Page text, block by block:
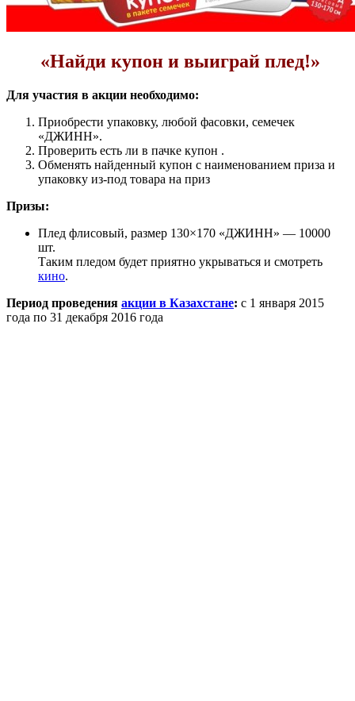
«Найди купон и выиграй плед!»
Для участия в акции необходимо:
Приобрести упаковку, любой фасовки, семечек
«ДЖИНН».
Проверить есть ли в пачке купон .
Обменять найденный купон с наименованием приза и
упаковку из-под товара на приз
Призы:
Плед флисовый, размер 130×170 «ДЖИНН» — 10000
шт.
Таким пледом будет приятно укрываться и смотреть
кино.
Период проведения акции в Казахстане: с 1 января 2015
года по 31 декабря 2016 года